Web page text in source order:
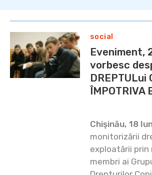
social
Eveniment,
vorbesc
DREPTULui
ÎMPOTRIVA
Chişinău, 18
monitorizării
exploatării prin
membri ai